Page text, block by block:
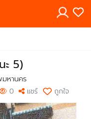
×
ะ 5)
หานคร
0 แชร์ ถูกใจ